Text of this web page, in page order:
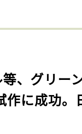
等、グリー
作に成功。